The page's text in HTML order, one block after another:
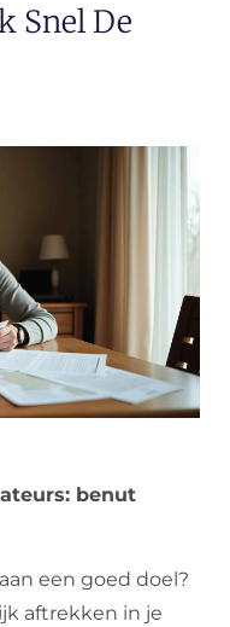
Snel De
benut
een goed doel?
aftrekken in je